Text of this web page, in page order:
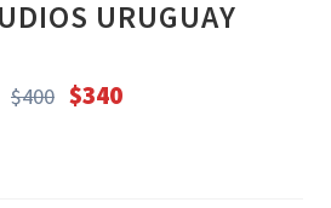
URUGUAY
$400 El
$340
El